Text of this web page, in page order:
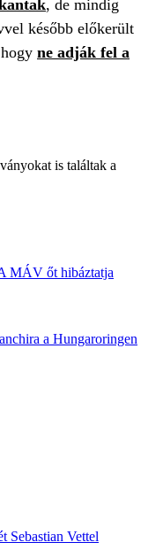
, de mindig
később előkerült
ne adják fel a
is találtak a
MÁV őt hibáztatja
a Hungaroringen
Sebastian Vettel